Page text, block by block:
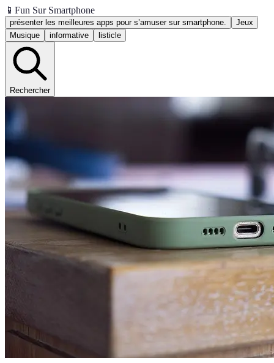
📱 Fun Sur Smartphone
présenter les meilleures apps pour s’amuser sur smartphone.
Jeux
Musique
informative listicle
Rechercher